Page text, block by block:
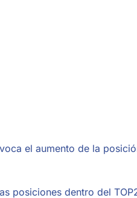
el aumento de la
posiciones dentro del